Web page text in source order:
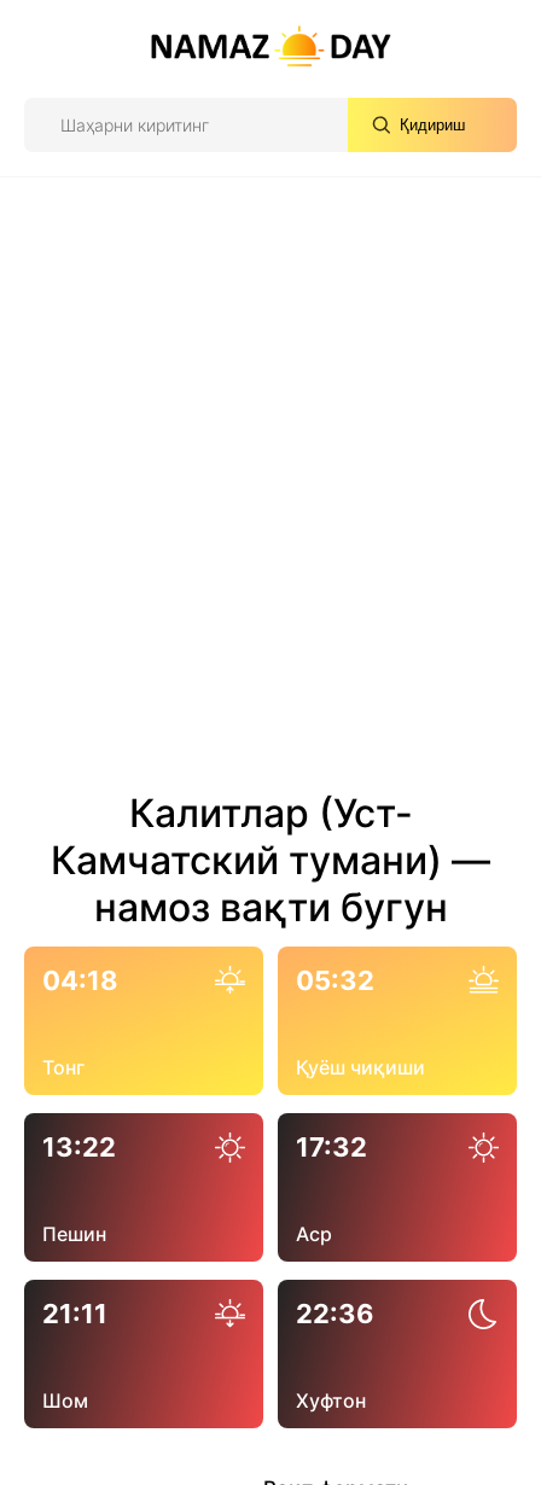
Қидириш
Калитлар (Уст-
Камчатский тумани) —
намоз вақти бугун
04:18
Тонг
05:32
Қуёш чиқиши
13:22
Пешин
17:32
Аср
21:11
Шом
22:36
Хуфтон